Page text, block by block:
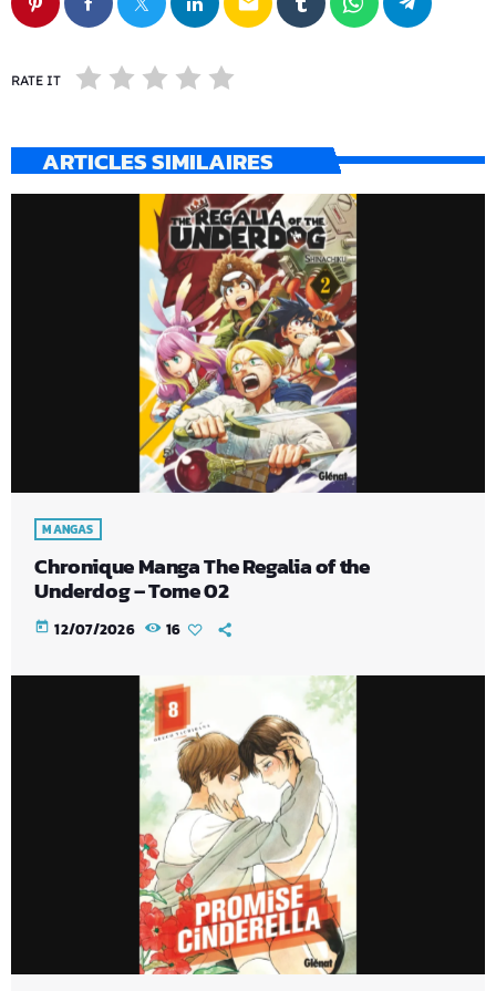
RATE IT
ARTICLES SIMILAIRES
MANGAS
Chronique Manga The Regalia of the
Underdog – Tome 02
today 12/07/2026 16